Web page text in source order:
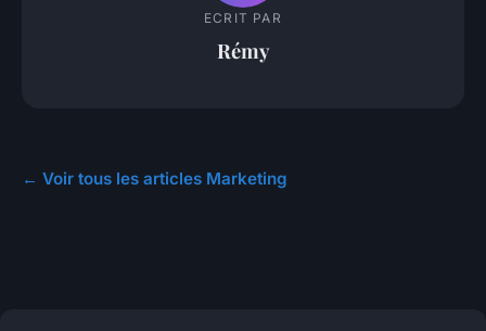
ECRIT PAR
Rémy
← Voir tous les articles Marketing